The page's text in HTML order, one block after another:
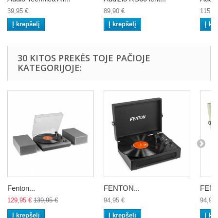
39,95 €
Į krepšelį
89,90 €
Į krepšelį
Į
30 KITOS PREKĖS TOJE PAČIOJE
KATEGORIJOJE:
Fenton...
129,95 € 139,95 €
Į krepšelį
FENTON...
94,95 €
Į krepšelį
94,95
Į